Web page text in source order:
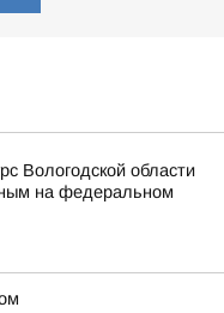
Вологодской области
на федеральном